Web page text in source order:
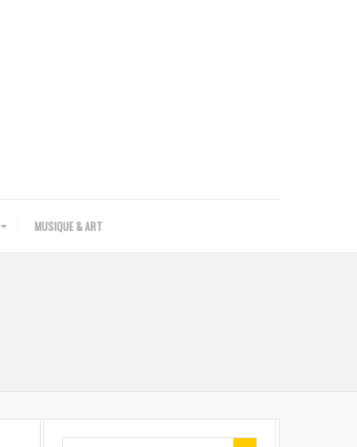
MUSIQUE & ART